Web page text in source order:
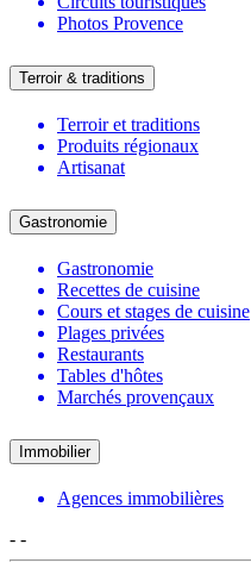
Photos Provence
Terroir & traditions
Terroir et traditions
Produits régionaux
Artisanat
Gastronomie
Gastronomie
Recettes de cuisine
Cours et stages de cuisine
Plages privées
Restaurants
Tables d'hôtes
Marchés provençaux
Immobilier
Agences immobilières
- -